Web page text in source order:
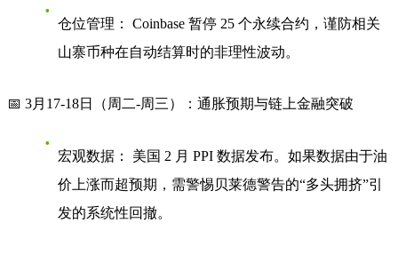
仓位管理：
Coinbase 暂停 25 个永续合约，谨防相关
山寨币种在自动结算时的非理性波动。
📅 3月17-18日（周二-周三）：通胀预期与链上金融突破
宏观数据：
美国 2 月 PPI 数据发布。如果数据由于油
价上涨而超预期，需警惕贝莱德警告的“多头拥挤”引
发的系统性回撤。